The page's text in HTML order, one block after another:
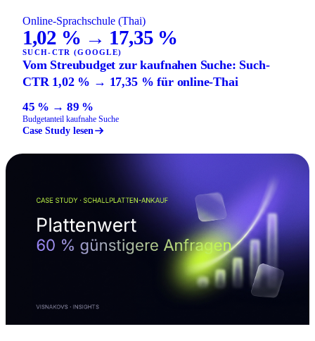
Online-Sprachschule (Thai)
1,02 % → 17,35 %
SUCH-CTR (GOOGLE)
Vom Streubudget zur kaufnahen Suche: Such-
CTR 1,02 % → 17,35 % für online-Thai
45 % → 89 %
Budgetanteil kaufnahe Suche
Case Study lesen